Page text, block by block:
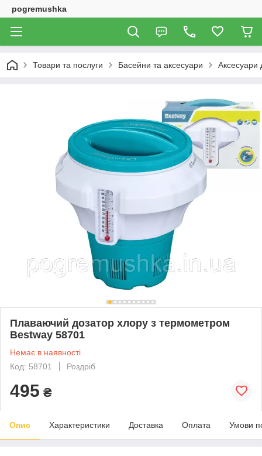
pogremushka
Товари та послуги Басейни та аксесуари Аксесуари
Плаваючий дозатор хлору з термометром
Bestway 58701
Немає в наявності
Код: 58701
Роздріб
495 ₴
Опис Характеристики Доставка Оплата Умови